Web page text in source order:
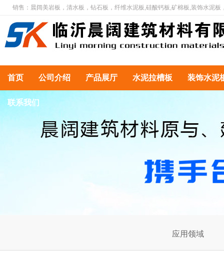
销售：晨阔美岩板，清水板，钻石板，纤维水泥板,硅酸钙板,矿棉板,装饰水泥板
首页 公司介绍 产品展厅 水泥拉槽板 装饰水泥
联系我们
应用领域